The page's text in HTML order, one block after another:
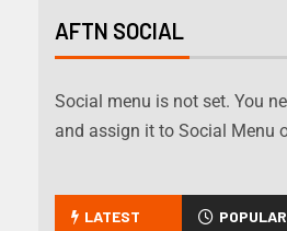
AFTN SOCIAL
Social menu is not set. You
and assign it to Social Menu
LATEST POPULAR